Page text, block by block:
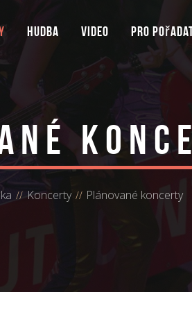
Hudba Video Pro
Koncerty Plánované koncerty